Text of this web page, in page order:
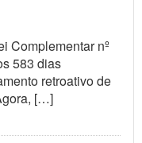
Complementar nº
583 dias
retroativo de
[…]